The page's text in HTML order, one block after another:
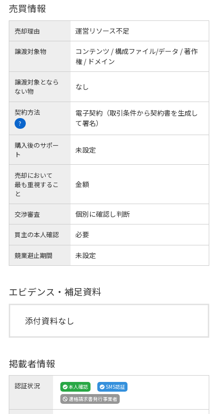
売買情報
売却理由 運営リソース不足
譲渡対象物
コンテンツ / 構成ファイル/データ / 著作
権 / ドメイン
譲渡対象となら
ない物
なし
契約方法
?
電子契約（取引条件から契約書を生成し
て署名）
購入後のサポー
ト
未設定
売却において
最も重視するこ
と
金額
交渉審査 個別に確認し判断
買主の本人確認 必要
競業避止期間 未設定
エビデンス・補足資料
添付資料なし
掲載者情報
認証状況 本人確認
SMS認証
適格請求書発行事業者